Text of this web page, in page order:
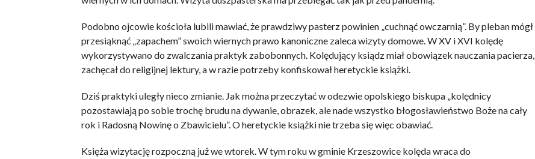
Podobno ojcowie kościoła lubili mawiać, że prawdziwy pasterz powinien „cuchnąć owczarnią”. By pleban mógł
przesiąknąć „zapachem” swoich wiernych prawo kanoniczne zaleca wizyty domowe. W XV i XVI kolędę
wykorzystywano do zwalczania praktyk zabobonnych. Kolędujący ksiądz miał obowiązek nauczania pacierza,
zachęcał do religijnej lektury, a w razie potrzeby konfiskował heretyckie książki.
Dziś praktyki uległy nieco zmianie. Jak można przeczytać w odezwie opolskiego biskupa „kolędnicy
pozostawiają po sobie trochę brudu na dywanie, obrazek, ale nade wszystko błogosławieństwo Boże na cały
rok i Radosną Nowinę o Zbawicielu”. O heretyckie książki nie trzeba się więc obawiać.
Księża wizytację rozpoczną już we wtorek. W tym roku w gminie Krzeszowice kolęda wraca do